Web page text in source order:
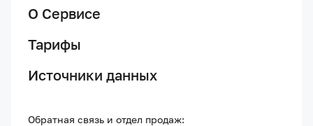
О Сервисе
Тарифы
Источники данных
Обратная связь и отдел продаж: